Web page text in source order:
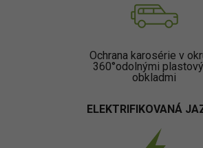
Ochrana karosérie v
360°odolnými
obkladmi
ELEKTRIFIKOVANÁ